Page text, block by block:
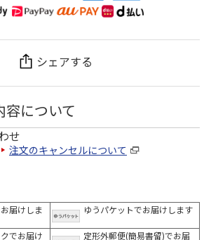
シェアする
容について
せ
注文のキャンセルについて
届けしま
ゆうパケットでお届けします
でお届け
定形外郵便(簡易書留)でお届